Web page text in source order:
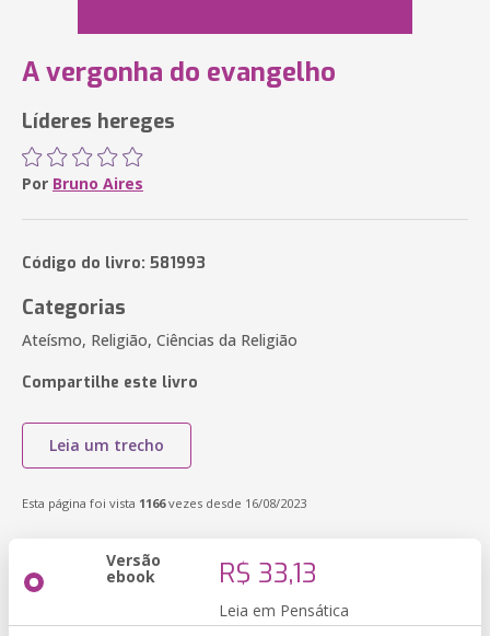
A vergonha do evangelho
Líderes hereges
Por Bruno Aires
Código do livro: 581993
Categorias
Ateísmo, Religião, Ciências da Religião
Compartilhe este livro
Leia um trecho
Esta página foi vista 1166vezes desde 16/08/2023
Versão
ebook R$ 33,13
Leia em Pensática